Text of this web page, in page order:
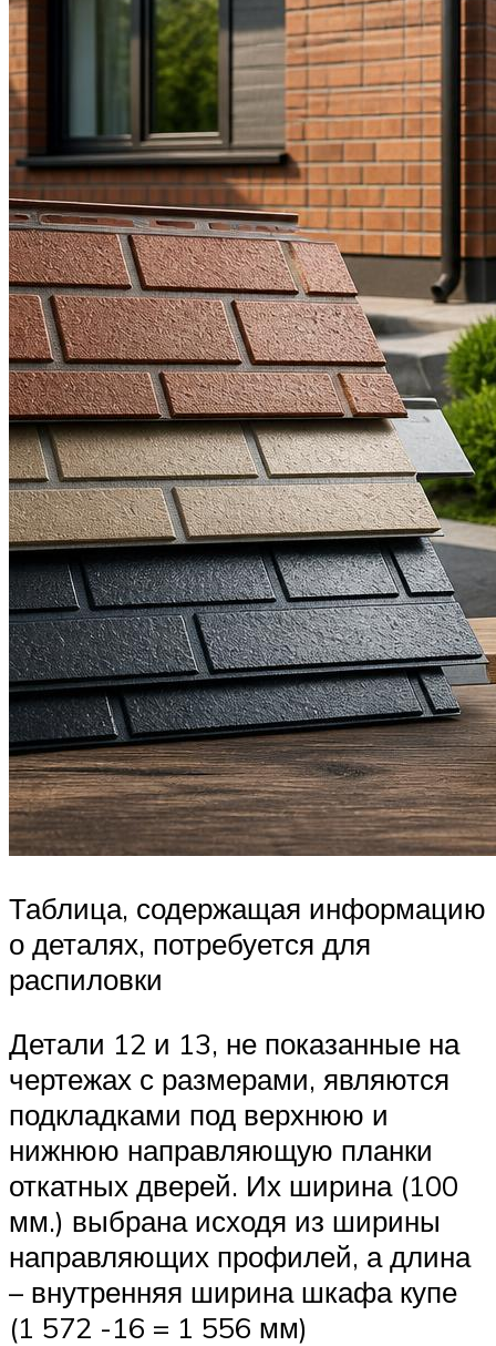
Таблица, содержащая информацию
о деталях, потребуется для
распиловки
Детали 12 и 13, не показанные на
чертежах с размерами, являются
подкладками под верхнюю и
нижнюю направляющую планки
откатных дверей. Их ширина (100
мм.) выбрана исходя из ширины
направляющих профилей, а длина
– внутренняя ширина шкафа купе
(1 572 -16 = 1 556 мм)